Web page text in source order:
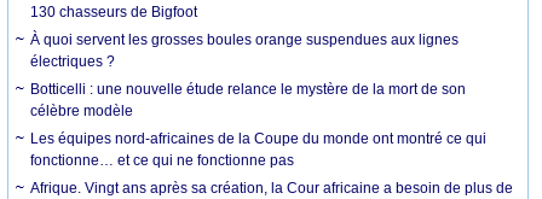
130 chasseurs de Bigfoot
À quoi servent les grosses boules orange suspendues aux lignes
électriques ?
Botticelli : une nouvelle étude relance le mystère de la mort de son
célèbre modèle
Les équipes nord-africaines de la Coupe du monde ont montré ce qui
fonctionne… et ce qui ne fonctionne pas
Afrique. Vingt ans après sa création, la Cour africaine a besoin de plus de